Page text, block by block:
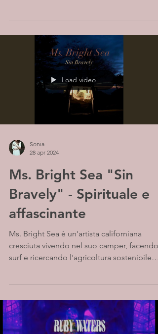
Load video
Sonia
28 apr 2024
Ms. Bright Sea "Sin
Bravely" - Spirituale e
affascinante
Ms. Bright Sea è un'artista californiana
cresciuta vivendo nel suo camper, facendo
surf e ricercando l'agricoltura sostenibile